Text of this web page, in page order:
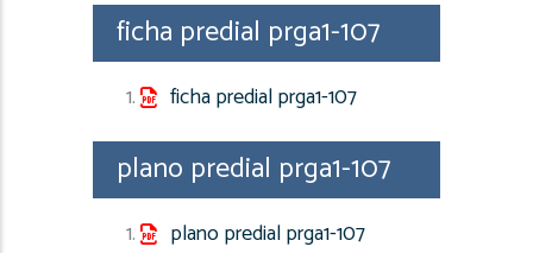
ficha predial prga1-107
ficha predial prga1-107
plano predial prga1-107
plano predial prga1-107